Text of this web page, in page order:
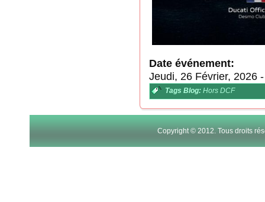
Date événement:
Jeudi, 26 Février, 2026
Tags Blog: Hors DCF
Copyright © 2012. Tous droits